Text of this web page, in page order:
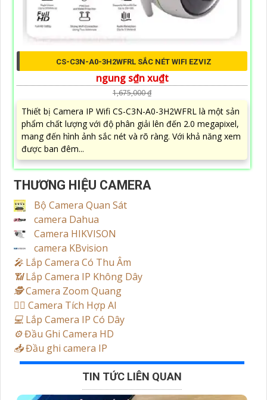
CS-C3N-A0-3H2WFRL SẮC NÉT WIFI EZVIZ
ngung s₫n xu₫t
1,675,000 ₫
Thiết bị Camera IP Wifi CS-C3N-A0-3H2WFRL là một sản
phẩm chất lượng với độ phân giải lên đến 2.0 megapixel,
mang đến hình ảnh sắc nét và rõ ràng. Với khả năng xem
được ban đêm...
THƯƠNG HIỆU CAMERA
Bộ Camera Quan Sát
camera Dahua
Camera HIKVISON
camera KBvision
️🎤️ Lắp Camera Có Thu Âm
📶Lắp Camera IP Không Dây
🕵️Camera Zoom Quang
🧛‍♀️ Camera Tích Hợp AI
💻 Lắp Camera IP Có Dây
⚙️Đầu Ghi Camera HD
📥Đầu ghi camera IP
TIN TỨC LIÊN QUAN